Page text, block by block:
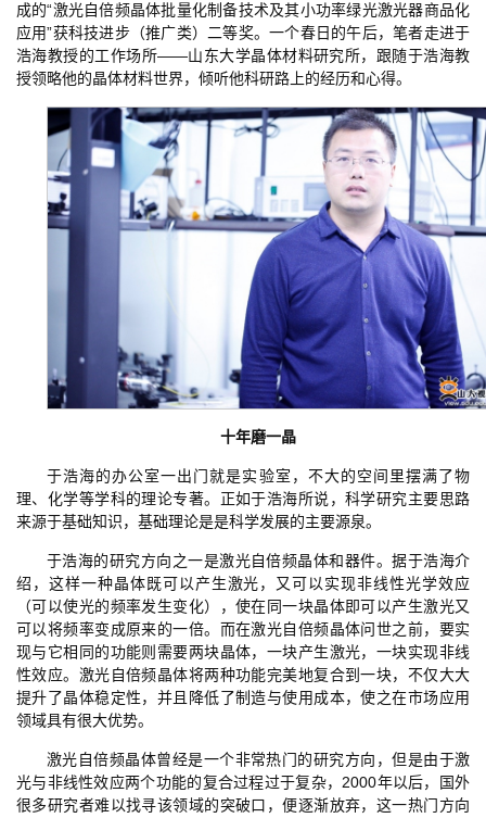
成的“激光自倍频晶体批量化制备技术及其小功率绿光激光器商品化
应用”获科技进步（推广类）二等奖。一个春日的午后，笔者走进于
浩海教授的工作场所——山东大学晶体材料研究所，跟随于浩海教
授领略他的晶体材料世界，倾听他科研路上的经历和心得。
十年磨一晶
于浩海的办公室一出门就是实验室，不大的空间里摆满了物
理、化学等学科的理论专著。正如于浩海所说，科学研究主要思路
来源于基础知识，基础理论是是科学发展的主要源泉。
于浩海的研究方向之一是激光自倍频晶体和器件。据于浩海介
绍，这样一种晶体既可以产生激光，又可以实现非线性光学效应
（可以使光的频率发生变化），使在同一块晶体即可以产生激光又
可以将频率变成原来的一倍。而在激光自倍频晶体问世之前，要实
现与它相同的功能则需要两块晶体，一块产生激光，一块实现非线
性效应。激光自倍频晶体将两种功能完美地复合到一块，不仅大大
提升了晶体稳定性，并且降低了制造与使用成本，使之在市场应用
领域具有很大优势。
激光自倍频晶体曾经是一个非常热门的研究方向，但是由于激
光与非线性效应两个功能的复合过程过于复杂，2000年以后，国外
很多研究者难以找寻该领域的突破口，便逐渐放弃，这一热门方向